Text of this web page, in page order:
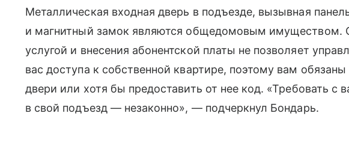
Металлическая входная дверь в подъезде, вызывная
и магнитный замок являются общедомовым имуществом.
услугой и внесения абонентской платы не позволяет
вас доступа к собственной квартире, поэтому вам
двери или хотя бы предоставить от нее код. «Требовать с
в свой подъезд — незаконно», — подчеркнул Бондарь.